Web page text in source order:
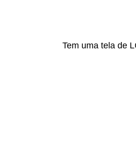
Tem uma tela de